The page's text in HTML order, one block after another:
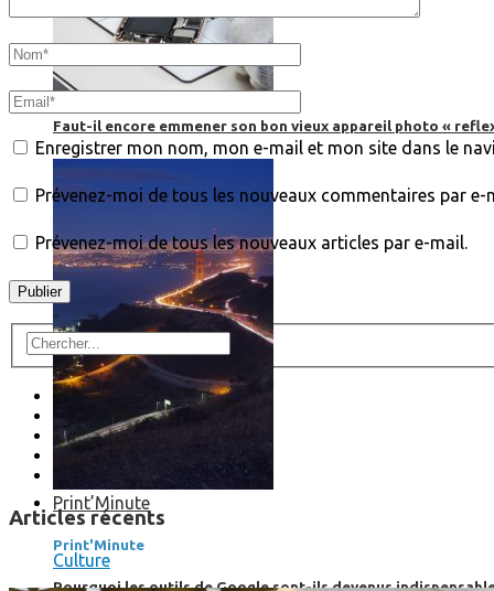
Faut-il encore emmener son bon vieux appareil photo «
Print’Minute
Print'Minute
Pourquoi les outils de Google sont-ils devenus
Enregistrer mon nom, mon e-mail et mon site dans le
Prévenez-moi de tous les nouveaux commentaires par e-
Prévenez-moi de tous les nouveaux articles par e-mail.
Articles récents
Culture